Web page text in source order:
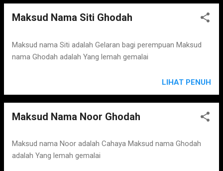
o
Maksud Nama Siti Ghodah
Maksud nama Siti adalah Gelaran bagi perempuan Maksud
nama Ghodah adalah Yang lemah gemalai
LIHAT PENUH
Maksud Nama Noor Ghodah
Maksud nama Noor adalah Cahaya Maksud nama Ghodah
adalah Yang lemah gemalai